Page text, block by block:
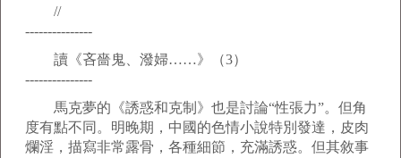
//
---------------
讀《吝嗇鬼、潑婦……》（3）
---------------
馬克夢的《誘惑和克制》也是討論“性張力”。但角
度有點不同。明晚期，中國的色情小說特別發達，皮肉
爛淫，描寫非常露骨，各種細節，充滿誘惑。但其敘事